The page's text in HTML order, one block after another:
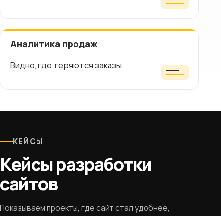
Аналитика продаж
Видно, где теряются заказы
КЕЙСЫ
Кейсы разработки
сайтов
Показываем проекты, где сайт стал удобнее,